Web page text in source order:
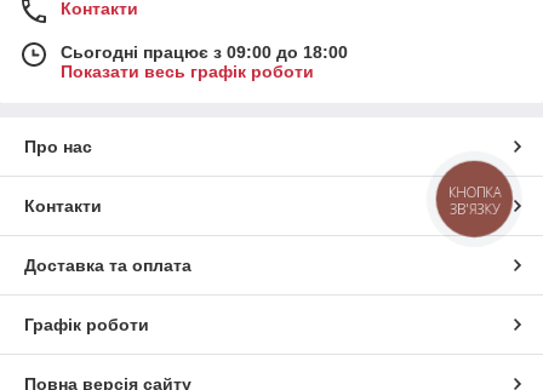
Контакти
Сьогодні працює з 09:00 до 18:00
Показати весь графік роботи
Про нас
Контакти
Доставка та оплата
Графік роботи
Повна версія сайту
КНОПКА
ЗВ'ЯЗКУ